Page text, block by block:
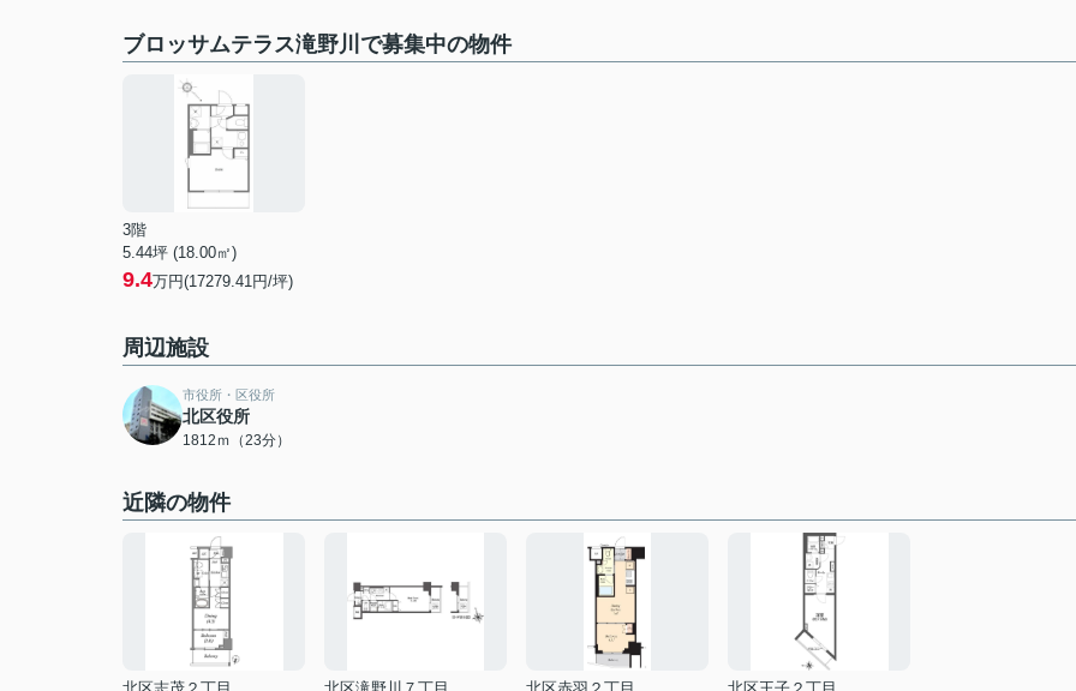
ブロッサムテラス滝野川で募集中の物件
3階
5.44坪 (18.00㎡)
9.4万円(17279.41円/坪)
周辺施設
市役所・区役所
北区役所
1812ｍ（23分）
近隣の物件